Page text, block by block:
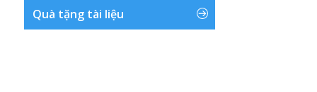
Quà tặng tài liệu